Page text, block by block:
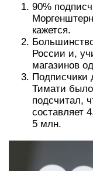
90%
кажется.
России и,
магазинов
Подписчики
Тимати
подсчитал,
составляет
5 млн.